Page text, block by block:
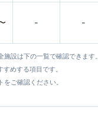
- -
設は下の一覧で確認できます。
めする項目です。
ご確認ください。